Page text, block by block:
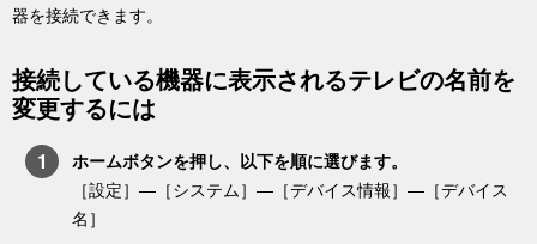
器を接続できます。
接続している機器に表示されるテレビの名前を
変更するには
ホームボタンを押し、以下を順に選びます。
［設定］— ［システム］— ［デバイス情報］—［デバイス
名 ］